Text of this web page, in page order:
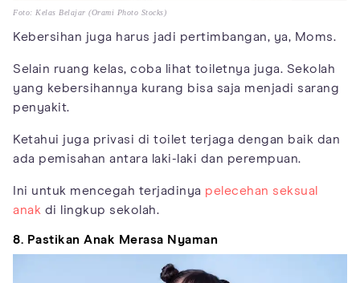
Foto: Kelas Belajar (Orami Photo Stocks)
Kebersihan juga harus jadi pertimbangan, ya, Moms.
Selain ruang kelas, coba lihat toiletnya juga. Sekolah
yang kebersihannya kurang bisa saja menjadi sarang
penyakit.
Ketahui juga privasi di toilet terjaga dengan baik dan
ada pemisahan antara laki-laki dan perempuan.
Ini untuk mencegah terjadinya pelecehan seksual
anak di lingkup sekolah.
8. Pastikan Anak Merasa Nyaman